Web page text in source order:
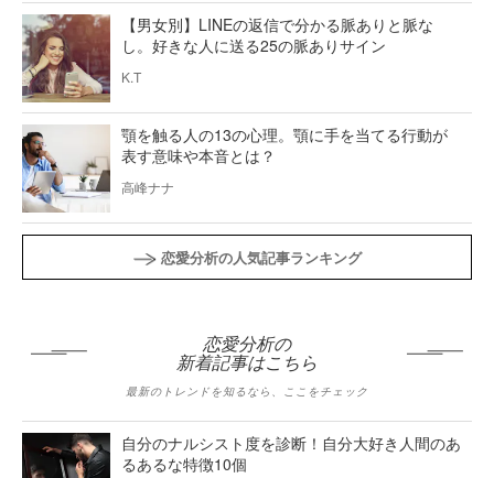
【男女別】LINEの返信で分かる脈ありと脈な
し。好きな人に送る25の脈ありサイン
K.T
顎を触る人の13の心理。顎に手を当てる行動が
表す意味や本音とは？
高峰ナナ
恋愛分析の人気記事ランキング
恋愛分析の
新着記事はこちら
最新のトレンドを知るなら、ここをチェック
自分のナルシスト度を診断！自分大好き人間のあ
るあるな特徴10個